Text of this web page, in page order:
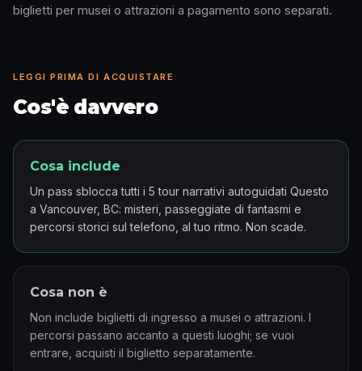
biglietti per musei o attrazioni a pagamento sono separati.
LEGGI PRIMA DI ACQUISTARE
Cos'è davvero
Cosa include
Un pass sblocca tutti i 5 tour narrativi autoguidati Questo
a Vancouver, BC: misteri, passeggiate di fantasmi e
percorsi storici sul telefono, al tuo ritmo. Non scade.
Cosa non è
Non include biglietti di ingresso a musei o attrazioni. I
percorsi passano accanto a questi luoghi; se vuoi
entrare, acquisti il biglietto separatamente.